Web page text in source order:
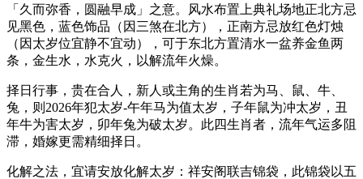
「久而弥香，圆融早成」之意。风水布置上典礼场地正北方忌
见黑色，蓝色饰品（因三煞在北方），正南方忌放红色灯烛
（因太岁位宜静不宜动），可于东北方置清水一盆养金鱼两
条，金生水，水克火，以解流年火燥。
择日行事，贵在合人，新人或主角的生肖若为马、鼠、牛、
兔，则2026年犯太岁-午年马为值太岁，子年鼠为冲太岁，丑
年牛为害太岁，卯年兔为破太岁。此四生肖者，流年气运多阻
滞，婚嫁更需精细择日。
化解之法，宜请安放化解太岁：祥安阁联吉锦袋，此锦袋以五